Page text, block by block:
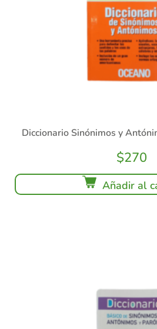
Diccionario Sinónimos y
$270
Añadir al